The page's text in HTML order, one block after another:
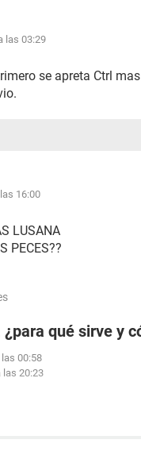
las 03:29
se apreta Ctrl
16:00
LUSANA
PECES??
¿para qué sirve y
00:58
las 20:23